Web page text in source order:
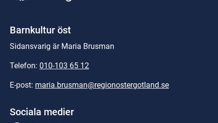
Barnkultur öst
Sidansvarig är Maria Brusman
Telefon: 010-103 65 12
E-post: maria.brusman@regionostergotland.se
Sociala medier